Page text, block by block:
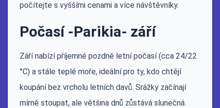
počítejte s vyššími cenami a více návštěvníky.
Počasí -Parikia- září
Září nabízí příjemné pozdně letní počasí (cca 24/22
°C) a stále teplé moře, ideální pro ty, kdo chtějí
koupání bez vrcholu letních davů. Srážky začínají
mírně stoupat, ale většina dnů zůstává slunečná.